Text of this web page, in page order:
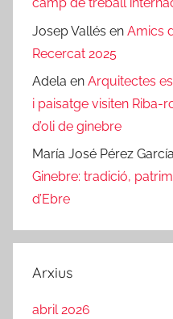
camp de treball
Josep Vallés en Amics
Recercat 2025
Adela en Arquitectes
i paisatge visiten Riba-
d’oli de ginebre
María José Pérez García
Ginebre: tradició,
d’Ebre
Arxius
abril 2026